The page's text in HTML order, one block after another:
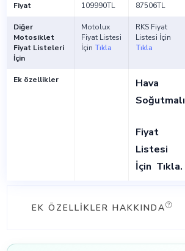
Fiyat 109990TL 87506TL
Diğer
Motosiklet
Fiyat Listeleri
İçin
Motolux
Fiyat Listesi
İçin Tıkla
RKS Fiyat
Listesi İçin
Tıkla
Ek özellikler
Hava
Soğutmalı
Fiyat
Listesi
İçin Tıkla.
EK ÖZELLIKLER HAKKINDA